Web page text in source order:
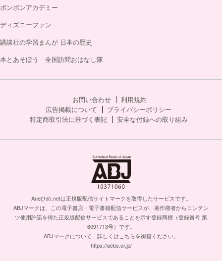
ボンボンアカデミー
ディズニーファン
講談社の学習まんが 日本の歴史
本とあそぼう 全国訪問おはなし隊
お問い合わせ
利用規約
広告掲載について
プライバシーポリシー
特定商取引法に基づく表記
安全な付録への取り組み
Aneひめ.netは正規版配信サイトマークを取得したサービスです。
ABJマークは、この電子書店・電子書籍配信サービスが、著作権者からコンテン
ツ使用許諾を得た正規版配信サービスであることを示す登録商標（登録番号 第
6091713号）です。
ABJマークについて、詳しくはこちらを御覧ください。
https://aebs.or.jp/